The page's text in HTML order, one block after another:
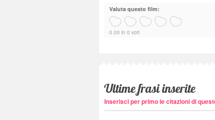
Valuta questo film:
0.00 in 0 voti
Ultime frasi inserite
Inserisci per primo le citazioni di